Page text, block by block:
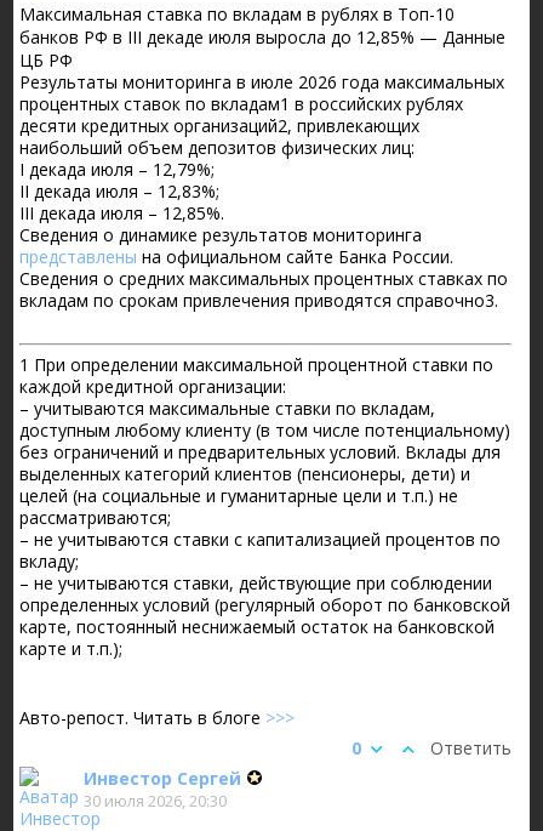
Максимальная ставка по вкладам в рублях в Топ-10
банков РФ в III декаде июля выросла до 12,85% — Данные
ЦБ РФ
Результаты мониторинга в июле 2026 года максимальных
процентных ставок по вкладам1 в российских рублях
десяти кредитных организаций2, привлекающих
наибольший объем депозитов физических лиц:
I декада июля – 12,79%;
II декада июля – 12,83%;
III декада июля – 12,85%.
Сведения о динамике результатов мониторинга
представлены на официальном сайте Банка России.
Сведения о средних максимальных процентных ставках по
вкладам по срокам привлечения приводятся справочно3.
1 При определении максимальной процентной ставки по
каждой кредитной организации:
– учитываются максимальные ставки по вкладам,
доступным любому клиенту (в том числе потенциальному)
без ограничений и предварительных условий. Вклады для
выделенных категорий клиентов (пенсионеры, дети) и
целей (на социальные и гуманитарные цели и т.п.) не
рассматриваются;
– не учитываются ставки с капитализацией процентов по
вкладу;
– не учитываются ставки, действующие при соблюдении
определенных условий (регулярный оборот по банковской
карте, постоянный неснижаемый остаток на банковской
карте и т.п.);
Авто-репост. Читать в блоге >>>
Ответить
0
Инвестор Сергей
30 июля 2026, 20:30